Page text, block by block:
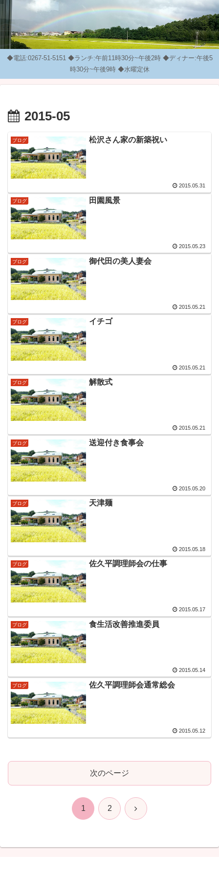
◆電話:0267-51-5151 ◆ランチ:午前11時30分~午後2時 ◆ディナー:午後5
時30分~午後9時 ◆水曜定休
2015-05
ブログ 松沢さん家の新築祝い
2015.05.31
ブログ 田園風景
2015.05.23
ブログ 御代田の美人妻会
2015.05.21
ブログ イチゴ
2015.05.21
ブログ 解散式
2015.05.21
ブログ 送迎付き食事会
2015.05.20
ブログ 天津麺
2015.05.18
ブログ 佐久平調理師会の仕事
2015.05.17
ブログ 食生活改善推進委員
2015.05.14
ブログ 佐久平調理師会通常総会
2015.05.12
次のページ
1 2 次